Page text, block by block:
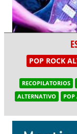
POP ROCK
RECOPILATORIOS
ALTERNATIVO
POP